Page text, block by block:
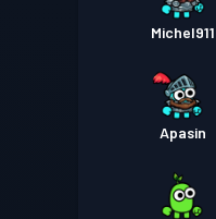
Michel911
Apasin